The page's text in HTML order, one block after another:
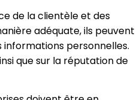
de la clientèle et des
adéquate, ils peuvent
personnelles.
que sur la réputation de